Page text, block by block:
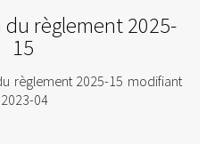
règlement 2025-
15
règlement 2025-15 modifiant
04